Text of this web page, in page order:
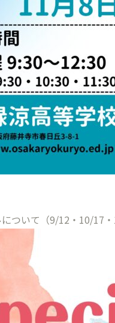
ついて（9/12・10/17